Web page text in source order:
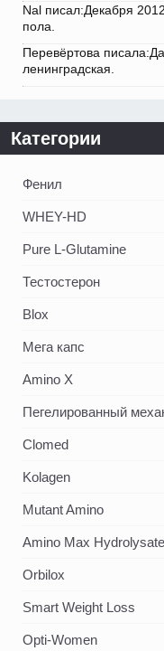
Nal писал:Декабря
пола.
Перевёртова
ленинградская.
Категории
Фенил
WHEY-HD
Pure L-Glutamine
Тестостерон
Blox
Мега капс
Amino X
Пегелированный
Clomed
Kolagen
Mutant Amino
Amino Max Hydrolysate
Orbilox
Smart Weight Loss
Opti-Women